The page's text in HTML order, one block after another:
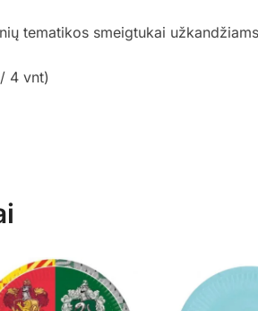
tematikos smeigtukai užkandžiams
4 vnt)